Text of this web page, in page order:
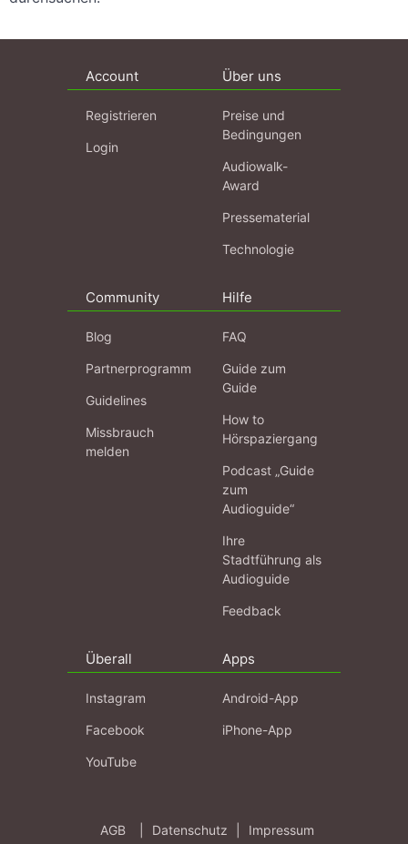
Account
Registrieren
Login
Über uns
Preise und
Bedingungen
Audiowalk-
Award
Pressematerial
Technologie
Community
Blog
Partnerprogramm
Guidelines
Missbrauch
melden
Hilfe
FAQ
Guide zum
Guide
How to
Hörspaziergang
Podcast „Guide
zum
Audioguide“
Ihre
Stadtführung als
Audioguide
Feedback
Überall
Instagram
Facebook
YouTube
Apps
Android-App
iPhone-App
AGB Datenschutz Impressum